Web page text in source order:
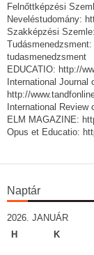
Felnőttképzési
Neveléstudomány:
Szakképzési
tudasmenedzsment
EDUCATIO: http://
International Journal
http://
International Review
ELM MAGAZINE:
Opus et Educatio:
Naptár
2026. JANUÁR
H
K